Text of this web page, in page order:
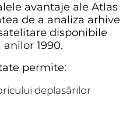
avantaje ale Atlas
de a analiza arhive
disponibile
1990.
permite:
deplasărilor